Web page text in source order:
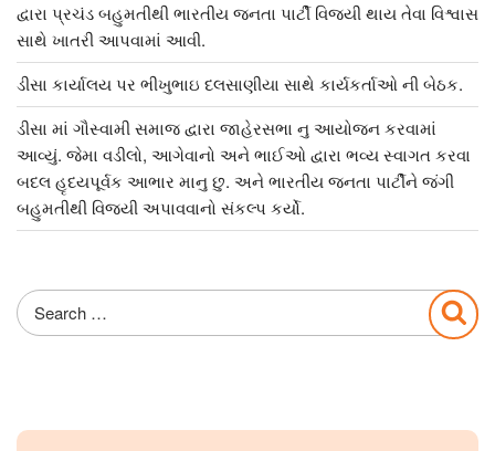
દ્વારા પ્રચંડ બહુમતીથી ભારતીય જનતા પાર્ટી વિજયી થાય તેવા વિશ્વાસ
સાથે ખાતરી આપવામાં આવી.
ડીસા કાર્યાલય પર ભીખુભાઇ દલસાણીયા સાથે કાર્યકર્તાઓ ની બેઠક.
ડીસા માં ગૌસ્વામી સમાજ દ્વારા જાહેરસભા નુ આયોજન કરવામાં
આવ્યું. જેમા વડીલો, આગેવાનો અને ભાઈઓ દ્વારા ભવ્ય સ્વાગત કરવા
બદલ હૃદયપૂર્વક આભાર માનુ છુ. અને ભારતીય જનતા પાર્ટીને જંગી
બહુમતીથી વિજયી અપાવવાનો સંકલ્પ કર્યો.
Search
for: